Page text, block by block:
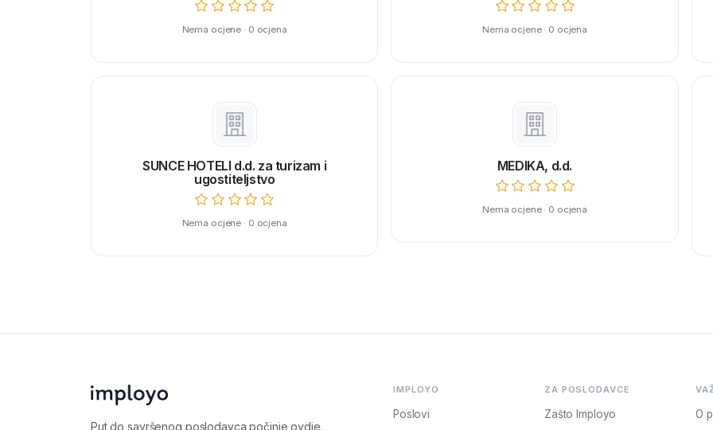
Nema ocjene · 0 ocjena Nema ocjene · 0 ocjena
SUNCE HOTELI d.d. za turizam i
ugostiteljstvo
Nema ocjene · 0 ocjena
MEDIKA, d.d.
Nema ocjene · 0 ocjena
Put do savršenog poslodavca počinje ovdje.
IMPLOYO
Poslovi
ZA POSLODAVCE
Zašto Imployo O